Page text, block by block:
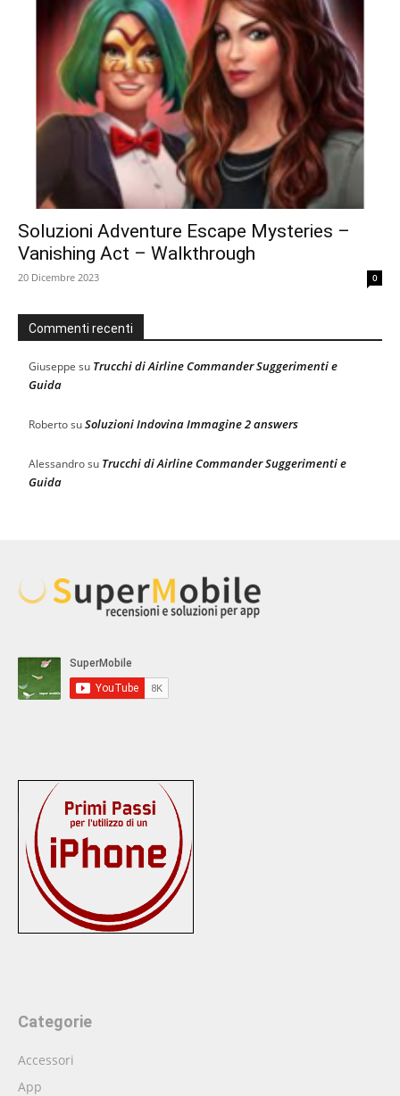
Soluzioni Adventure Escape Mysteries –
Vanishing Act – Walkthrough
20 Dicembre 2023 0
Commenti recenti
Giuseppe su Trucchi di Airline Commander Suggerimenti e
Guida
RobertosuSoluzioni Indovina Immagine 2 answers
Alessandrosu Trucchi di Airline Commander Suggerimenti e
Guida
Categorie
Accessori
App